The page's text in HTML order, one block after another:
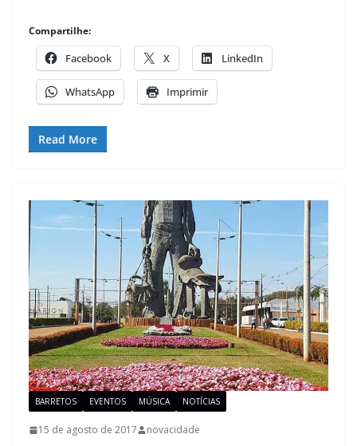
Compartilhe:
Facebook X LinkedIn
WhatsApp Imprimir
Read More
BARRETOS EVENTOS MÚSICA NOTÍCIAS
15 de agosto de 2017 novacidade